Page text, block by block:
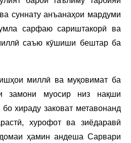
суннату анъанаҳои мардуми
сарфаю сариштакорӣ ва
саъю кӯшиши бештар ба
миллӣ ва муқовимат ба
замони муосир низ нақши
хираду заковат метавонанд
хурофот ва зиёдаравӣ
ҳамин андеша Сарвари